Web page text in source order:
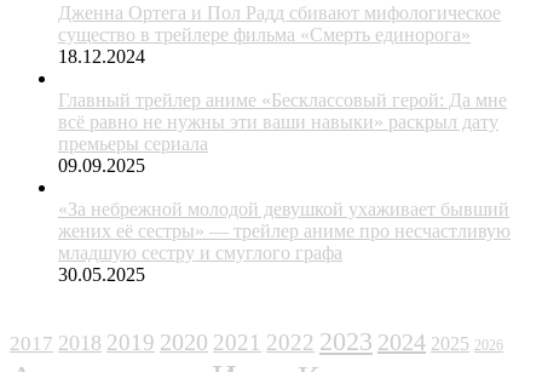
Дженна Ортега и Пол Радд сбивают мифологическое
существо в трейлере фильма «Смерть единорога»
18.12.2024
Главный трейлер аниме «Бесклассовый герой: Да мне
всё равно не нужны эти ваши навыки» раскрыл дату
премьеры сериала
09.09.2025
«За небрежной молодой девушкой ухаживает бывший
жених её сестры» — трейлер аниме про несчастливую
младшую сестру и смуглого графа
30.05.2025
2017 2018 2019 2020 2021 2022 2023 2024 2025 2026